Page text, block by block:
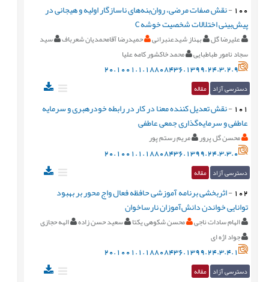
100
-نقش صفات مرضی، روان‌بنه‌های ناسازگار اوليه و هيجانی در
پيش‌بينی اختلالات شخصيت خوشه C
علیرضا گل بهناز شیدعنبرانی حمیدرضا آقامحمدیان شعرباف
سید
سجاد نامور طباطبایی
محمد خاکشور کامه علیا
20.1001.1.18808436.1399.24.3.2.9
دسترسی آزاد مقاله
101
-نقش تعديل کننده معنا در کار در رابطه خودرهبری و سرمايه
عاطفی و سرمايه­‌گذاری جمعی عاطفی
محسن گل پرور مریم رستم پور
20.1001.1.18808436.1399.24.3.3.0
دسترسی آزاد مقاله
102
-اثربخشی برنامه آموزشی حافظه فعال واج محور بر بهبود
توانايی خواندن دانش‌آموزان نارساخوان
الهام سادات ناجی محسن شکوهی یکتا سعید حسن زاده
الهه حجازی
جواد اژه ای
20.1001.1.18808436.1399.24.3.4.1
دسترسی آزاد مقاله